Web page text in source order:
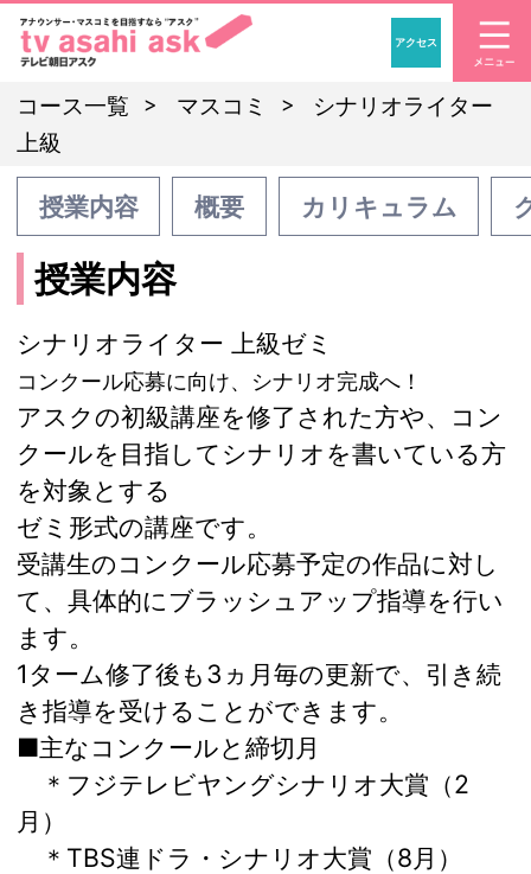
「アナウンサー・マ
アクセス
コース一覧 マスコミ
シナリオライター
上級
授業内容 概要 カリキュラム
授業内容
シナリオライター 上級ゼミ
コンクール応募に向け、シナリオ完成へ！
アスクの初級講座を修了された方や、コン
クールを目指してシナリオを書いている方
を対象とする
ゼミ形式の講座です。
受講生のコンクール応募予定の作品に対し
て、具体的にブラッシュアップ指導を行い
ます。
1ターム修了後も3ヵ月毎の更新で、引き続
き指導を受けることができます。
■主なコンクールと締切月
＊フジテレビヤングシナリオ大賞（2
月）
＊TBS連ドラ・シナリオ大賞（8月）